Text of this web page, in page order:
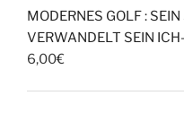
MODERNES GOLF :
VERWANDELT SEIN
6,00€